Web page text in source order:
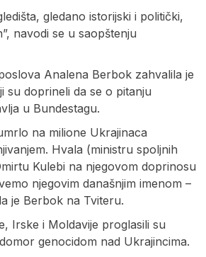
gledano istorijski i politički,
navodi se u saopštenju
Analena Berbok zahvalila je
su doprineli da se o pitanju
u Bundestagu.
na milione Ukrajinaca
Hvala (ministru spoljnih
Kulebi na njegovom doprinosu
njegovim današnjim imenom –
je Berbok na Tviteru.
Irske i Moldavije proglasili su
genocidom nad Ukrajincima.